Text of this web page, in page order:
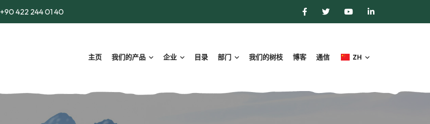
+90 422 244 01 40
主页 我们的产品 企业 目录 部门 我们的树枝 博客 通信 ZH